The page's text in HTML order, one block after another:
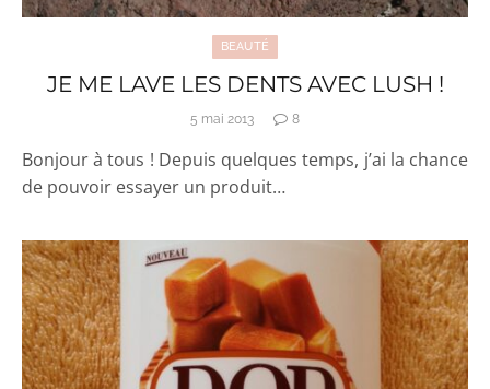
BEAUTÉ
JE ME LAVE LES DENTS AVEC LUSH !
5 mai 2013 8
Bonjour à tous ! Depuis quelques temps, j’ai la chance
de pouvoir essayer un produit…